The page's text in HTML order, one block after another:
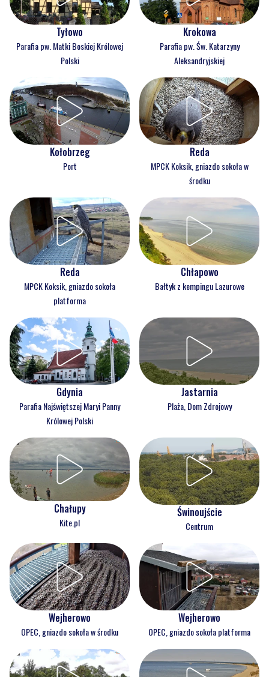
Tyłowo
Parafia pw. Matki Boskiej Królowej
Polski
Krokowa
Parafia pw. Św. Katarzyny
Aleksandryjskiej
Kołobrzeg
Port
Reda
MPCK Koksik, gniazdo sokoła w
środku
Reda
MPCK Koksik, gniazdo sokoła
platforma
Chłapowo
Bałtyk z kempingu Lazurowe
Gdynia
Parafia Najświętszej Maryi Panny
Królowej Polski
Jastarnia
Plaża, Dom Zdrojowy
Chałupy
Kite.pl
Świnoujście
Centrum
Wejherowo
OPEC, gniazdo sokoła w środku
Wejherowo
OPEC, gniazdo sokoła platforma